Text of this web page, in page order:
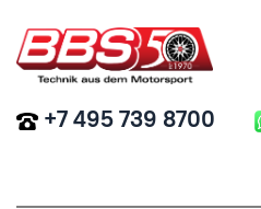
+7 495 739 8700